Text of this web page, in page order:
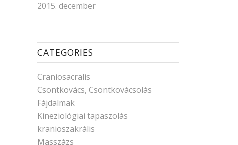
2015. december
CATEGORIES
Craniosacralis
Csontkovács, Csontkovácsolás
Fájdalmak
Kineziológiai tapaszolás
kranioszakrális
Masszázs